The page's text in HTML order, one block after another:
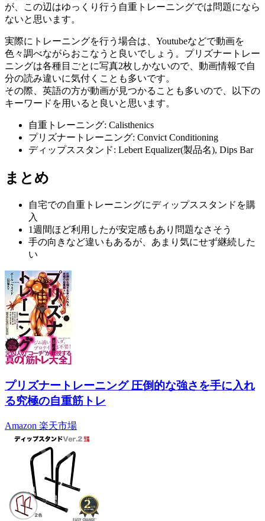
が、この辺はゆっくり行う自重トレーニングでは問題になら
ないと思います。
実際にトレーニングを行う場合は、Youtubeなどで動画を
色々調べながらおこなうと良いでしょう。プリズナートレー
ニングは各種目ごとに写真2枚しかないので、動画情報で自
分の読み違いに気付くことも多いです。
その際、英語の方が動画が見つかることも多いので、以下の
キーワードを用いると良いと思います。
自重トレーニング: Calisthenics
プリズナートレーニング: Convict Conditioning
ディップススタンド: Lebert Equalizer(製品名), Dips Bar
まとめ
自宅での自重トレーニングにディップススタンドを購
入
1週間ほど利用したが安定感もあり問題なさそう
手の向きなど違いもあるが、あまり気にせず継続した
い
プリズナートレーニング 圧倒的な強さを手に入れ
る究極の自重筋トレ
Amazon 楽天市場